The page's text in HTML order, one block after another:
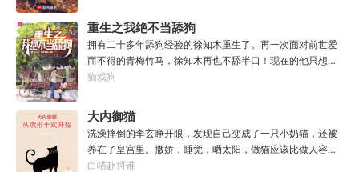
板！加天赋！....【神勇无双】：高额免伤，使用长武器时力
量判定提升50%。【灵能-圣体】：巨量提升灵能量，灵能总
量越多，基础增幅越强。【序列-圣耀】：抗性巨量提升，获
得全新序列力量【神圣力】。....我，叶铭秋，没有开挂，只
是天赋异禀！
重生之我绝不当舔狗
拥有二十多年舔狗经验的徐知木重生了。再一次面对前世爱
而不得的青梅竹马，徐知木再也不舔半口！现在的他只想赚
点钱，去寻找自己真正的宝藏女孩，可是……“知木你最近怎
木，我的电脑又坏了，你再来帮我修修好不好。”“知木，我
想你了，给我一次机会好不好……”凌晨十二点收到信息的徐
知木陷入沉思。姑娘，怎么你成舔狗了？
猫戏狗
大内御猫
洗澡摔倒的李玄睁开眼，发现自己变成了一只小奶猫，还被
养在了皇宫里。撒娇，睡觉，晒太阳，做猫应该比做人容易
吧？李玄本打算跟着自己身份高贵的小主受尽一生恩宠，享
白喵赴捋谁